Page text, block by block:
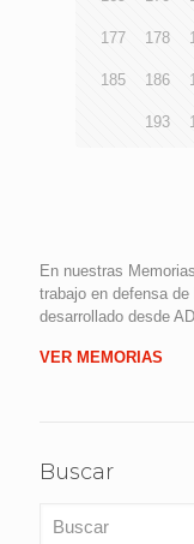
177 178
185 186
193
En nuestras
trabajo en defensa
desarrollado desde
VER MEMORIAS
Buscar